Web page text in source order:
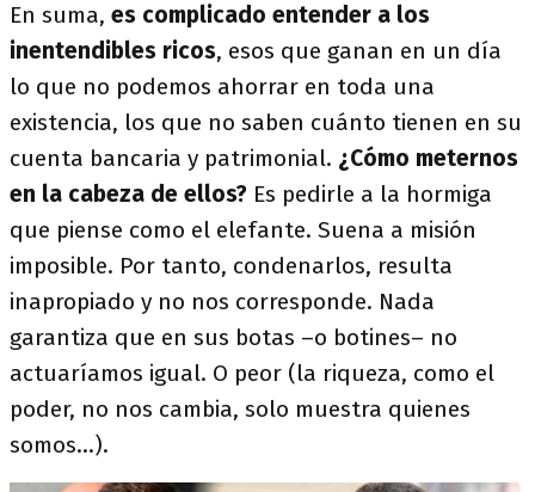
En suma, es complicado entender a los
inentendibles ricos, esos que ganan en un día
lo que no podemos ahorrar en toda una
existencia, los que no saben cuánto tienen en su
cuenta bancaria y patrimonial. ¿Cómo meternos
en la cabeza de ellos? Es pedirle a la hormiga
que piense como el elefante. Suena a misión
imposible. Por tanto, condenarlos, resulta
inapropiado y no nos corresponde. Nada
garantiza que en sus botas –o botines– no
actuaríamos igual. O peor (la riqueza, como el
poder, no nos cambia, solo muestra quienes
somos...).